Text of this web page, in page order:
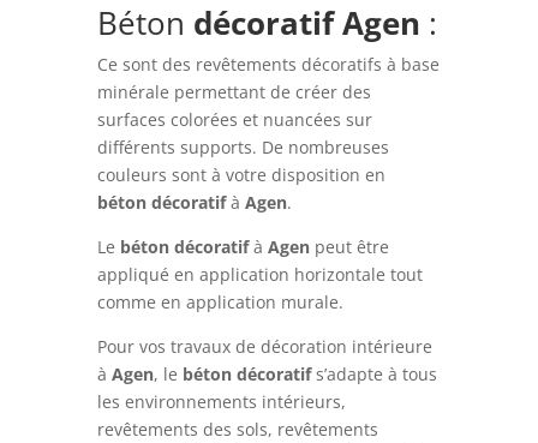
Béton décoratif Agen :
Ce sont des revêtements décoratifs à base
minérale permettant de créer des
surfaces colorées et nuancées sur
différents supports. De nombreuses
couleurs sont à votre disposition en
béton décoratifà Agen.
Le béton décoratifà Agenpeut être
appliqué en application horizontale tout
comme en application murale.
Pour vos travaux de décoration intérieure
à Agen, le béton décoratifs’adapte à tous
les environnements intérieurs,
revêtements des sols, revêtements